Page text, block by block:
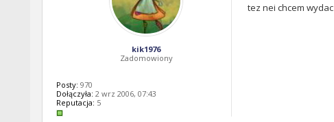
tez nei chcem
kik1976
Zadomowiony
Posty: 970
Dołączyła: 2 wrz 2006, 07:43
Reputacja: 5